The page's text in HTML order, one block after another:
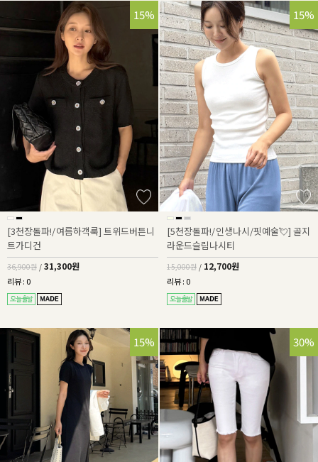
15%
[3천장돌파!/여름하객룩] 트위드버튼니
트가디건
36,900원 / 31,300원
리뷰 : 0
15%
[5천장돌파!/인생나시/핏예술💘] 골지
라운드슬림나시티
15,000원 / 12,700원
리뷰 : 0
15% 30%